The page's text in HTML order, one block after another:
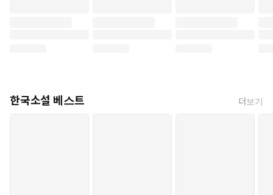
한국소설 베스트 더보기